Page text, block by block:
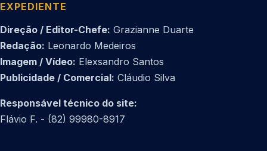
EXPEDIENTE
Direção / Editor-Chefe: Grazianne Duarte
Redação: Leonardo Medeiros
Imagem / Vídeo: Elexsandro Santos
Publicidade / Comercial: Cláudio Silva
Responsável técnico do site:
Flávio F. - (82) 99980-8917